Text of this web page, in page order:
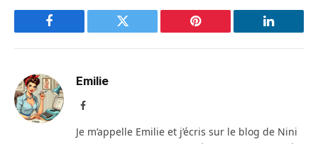
Facebook Twitter Pinterest LinkedIn
Emilie
Facebook
Je m’appelle Emilie et j’écris sur le blog de Nini